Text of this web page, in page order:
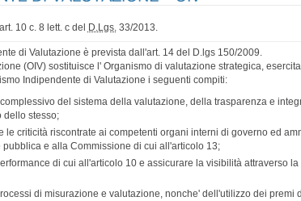
10 c. 8 lett. c del D.Lgs.33/2013.
di Valutazione è prevista dall'art. 14 del D.lgs 150/2009.
(OIV) sostituisce l' Organismo di valutazione strategica,
Indipendente di Valutazione i seguenti compiti:
del sistema della valutazione, della trasparenza e
dello stesso;
le criticità riscontrate ai competenti organi interni di governo ed
e alla Commissione di cui all'articolo 13;
di cui all'articolo 10 e assicurare la visibilità attraverso
di misurazione e valutazione, nonche' dell'utilizzo dei premi